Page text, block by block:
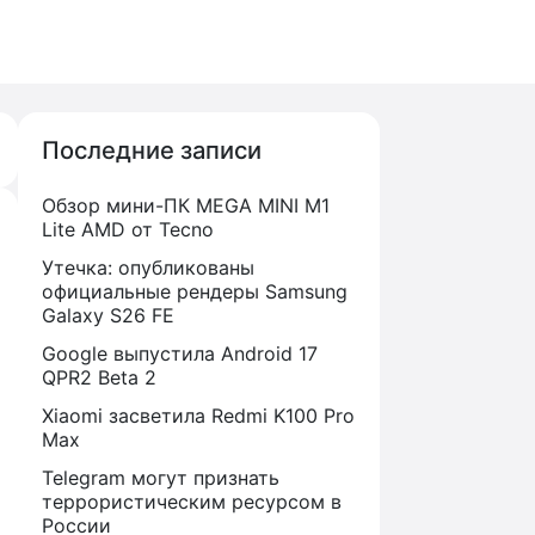
Последние записи
Обзор мини-ПК MEGA MINI M1
Lite AMD от Tecno
Утечка: опубликованы
официальные рендеры Samsung
Galaxy S26 FE
Google выпустила Android 17
QPR2 Beta 2
Xiaomi засветила Redmi K100 Pro
Max
Telegram могут признать
террористическим ресурсом в
России